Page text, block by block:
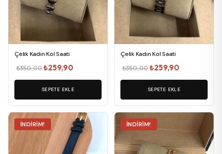
Çelik Kadın Kol Saati
₺350,00Orijinal
fiyat:
₺350,00.
₺259,90
andaki
fiyat:
₺259,90.
SEPETE EKLE
Çelik Kadın Kol Saati
₺350,00Orijinal
fiyat:
₺350,00.
₺259,90
andaki
fiyat:
₺259,90.
SEPETE EKLE
İNDIRIM! İNDIRIM!